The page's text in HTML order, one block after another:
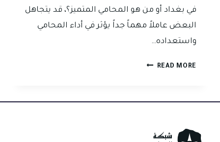
في بغداد أو من هو المحامي المتميز؟، قد يتجاهل
البعض عاملاً مهماً جداً يؤثر في أداء المحامي
واستعداده…
READ MORE المقال
تؤثر
على